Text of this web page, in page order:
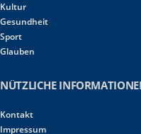
Kultur
Gesundheit
Sport
Glauben
NÜTZLICHE
Kontakt
Impressum